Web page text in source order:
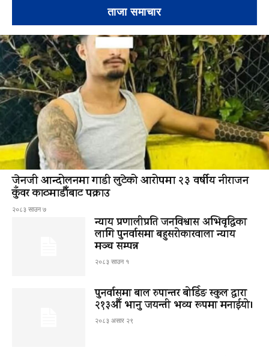
ताजा समाचार
जेनजी आन्दोलनमा गाडी लुटेको आरोपमा २३ वर्षीय नीराजन
कुँवर काठमाडौँबाट पक्राउ
२०८३ साउन ७
न्याय प्रणालीप्रति जनविश्वास अभिवृद्धिका
लागि पुनर्वासमा बहुसरोकारवाला न्याय
मञ्च सम्पन्न
२०८३ साउन १
पुनर्वासमा बाल रुपान्तर बोर्डिङ स्कुल द्धारा
२१३औँ भानु जयन्ती भव्य रूपमा मनाईयो।
२०८३ असार २९